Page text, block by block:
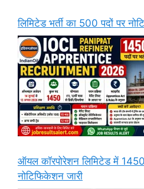
लिमिटेड भर्ती का 500 पदों पर
ऑयल कॉरपोरेशन लिमिटेड में 1450
नोटिफिकेशन जारी